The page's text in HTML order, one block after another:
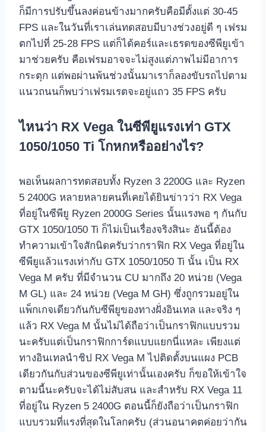
ก็มีการปรับขึ้นลงค่อนข้างมากครับคือมีตั้งแต่ 30-45
FPS และในวันที่เราเล่นทดสอบมีบางช่วงอยู่ดี ๆ เฟรม
ตกไปที่ 25-28 FPS แต่ก็ได้คอร์และเธรดของซีพียูเข้า
มาช่วยครับ คือเฟรมอาจจะไม่สูงแต่ภาพไม่มีอาการ
กระตุก แต่พอผ่านพ้นช่วงนั้นมาเราก็ลองขับรถไปตาม
แนวถนนก็พบว่าเฟรมเรตจะอยู่แถว 35 FPS ครับ
ไหนว่า RX Vega ในซีพียูแรงเท่า GTX
1050/1050 Ti โกหกหรืออย่างไร?
พอเห็นผลการทดสอบทั้ง Ryzen 3 2200G และ Ryzen
5 2400G หลายหลายคนที่เคยได้ยินข่าวว่า RX Vega
ที่อยู่ในซีพียู Ryzen 2000G Series นั้นแรงพอ ๆ กันกับ
GTX 1050/1050 Ti ก็ไม่เป็นเรื่องจริงสินะ อันนี้ต้อง
ทำความเข้าใจสักนิดครับว่ากราฟิก RX Vega ที่อยู่ใน
ซีพียูแล้วแรงเท่ากับ GTX 1050/1050 Ti นั้น เป็น RX
Vega M ครับ ที่มีจำนวน CU มากถึง 20 หน่วย (Vega
M GL) และ 24 หน่วย (Vega M GH) ซึ่งถูกรวมอยู่ใน
แพ็กเกจเดียวกันกับซีพียูของทางฝั่งอินเทล และจริง ๆ
แล้ว RX Vega M นั้นไม่ได้ถือว่าเป็นกราฟิกแบบรวม
นะครับแต่เป็นกราฟิกการ์ดแบบแยกนี่แหละ เพียงแต่
ทางอินเทลนำชิป RX Vega M ไปติดตั้งบนแผง PCB
เดียวกันกับส่วนของซีพียูเท่านั้นเองครับ ก็ขอให้เข้าใจ
ตามนี้นะครับจะได้ไม่สับสน และสำหรับ RX Vega 11
ที่อยู่ใน Ryzen 5 2400G ตอนนี้ก็ยังถือว่าเป็นกราฟิก
แบบรวมที่แรงที่สุดในโลกครับ (ส่วนอนาคตค่อยว่ากัน